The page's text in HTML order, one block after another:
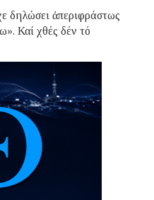
δηλώσει ἀπεριφράστως
Καί χθές δέν τό